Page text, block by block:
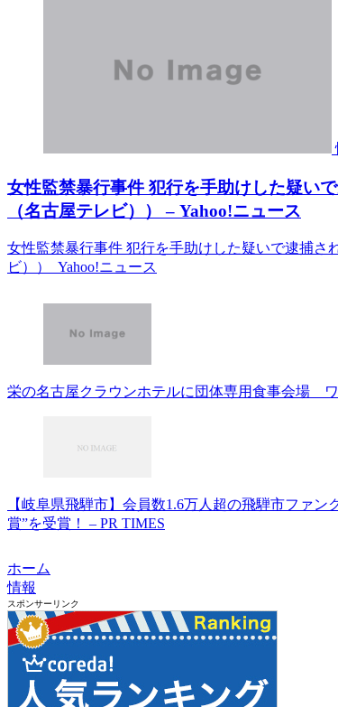
女性監禁暴行事件 犯行を手助けした疑い
（名古屋テレビ）） – Yahoo!ニュース
女性監禁暴行事件 犯行を手助けした疑いで逮捕さ
ビ）） Yahoo!ニュース
栄の名古屋クラウンホテルに団体専用食事会場
【岐阜県飛騨市】会員数1.6万人超の飛騨市ファ
賞”を受賞！ – PR TIMES
ホーム
情報
スポンサーリンク